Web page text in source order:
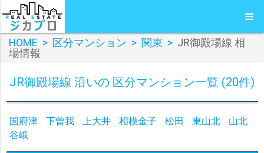
HOME > 区分マンション > 関東 > JR御殿場線 相
場情報
JR御殿場線 沿いの 区分マンション一覧 (20件)
国府津 下曽我 上大井 相模金子 松田 東山北
山北
谷峨